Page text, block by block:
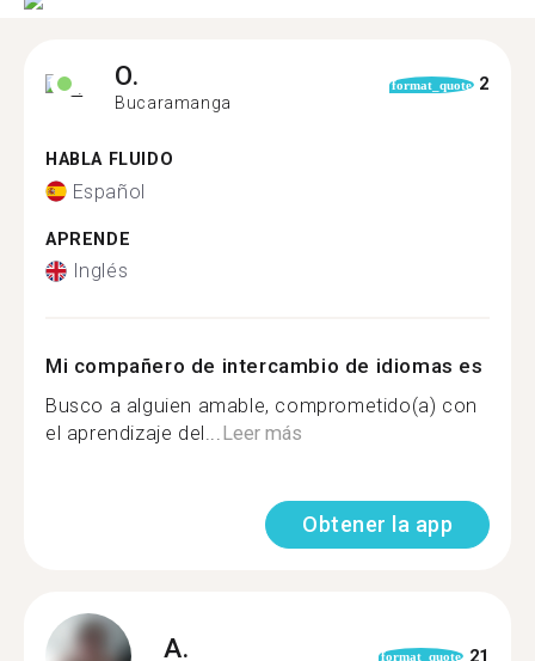
O.
Bucaramanga
format_quote 2
HABLA FLUIDO
Español
APRENDE
Inglés
Mi compañero de intercambio de idiomas es
Busco a alguien amable, comprometido(a) con
el aprendizaje del...Leer más
Obtener la app
A. format_quote 21